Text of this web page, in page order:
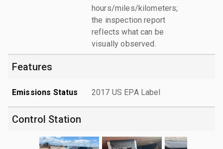
hours/miles/kilometers;
the inspection report
reflects what can be
visually observed.
Features
Emissions Status 2017 US EPA Label
Control Station